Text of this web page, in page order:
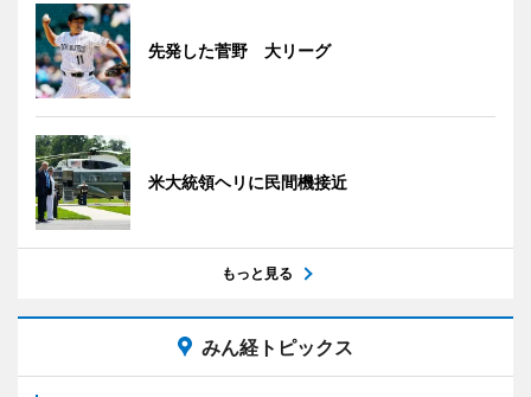
先発した菅野 大リーグ
米大統領ヘリに民間機接近
もっと見る
みん経トピックス